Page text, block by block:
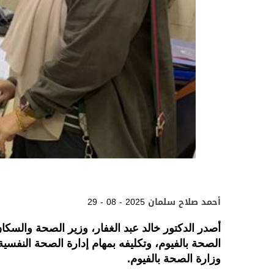
29 - 08 - 2025 أحمد صلاح سلمان
أصدر الدكتور خالد عبد الغفار، وزير الصحة
الصحة بالفيوم، وتكليفه بمهام إدارة الصحة
وزارة الصحة بالفيوم.